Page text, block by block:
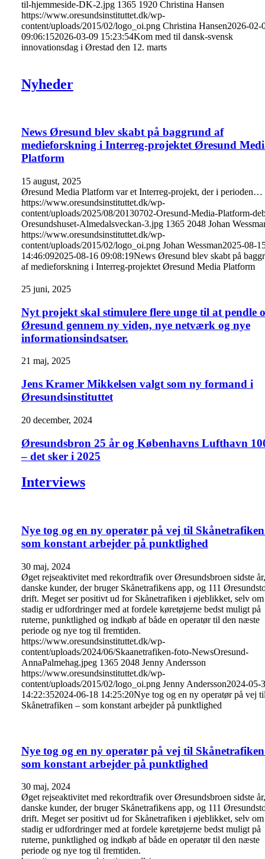
til-hjemmeside-DK-2.jpg 1365 1920 Christina Hansen
https://www.oresundsinstituttet.dk/wp-
content/uploads/2015/02/logo_oi.png Christina Hansen2026-02-
09:06:152026-03-09 15:23:54Kom med til dansk-svensk
innovationsdag i Ørestad den 12. marts
Nyheder
News Øresund blev skabt på baggrund af
medieforskning i Interreg-projektet Øresund
Platform
15 august, 2025
Øresund Media Platform var et Interreg-projekt, der i perioden…
https://www.oresundsinstituttet.dk/wp-
content/uploads/2025/08/20130702-Oresund-Media-Platform-
Oresundshuset-Almedalsveckan-3.jpg 1365 2048 Johan
https://www.oresundsinstituttet.dk/wp-
content/uploads/2015/02/logo_oi.png Johan Wessman2025-08-
14:46:092025-08-16 09:08:19News Øresund blev skabt på
af medieforskning i Interreg-projektet Øresund Media Platform
25 juni, 2025
Nyt projekt skal stimulere flere unge til at pendle
Øresund gennem ny viden, nye netværk og nye
informationsindsatser.
21 maj, 2025
Jens Kramer Mikkelsen valgt som ny formand i
Øresundsinstituttet
20 december, 2024
Øresundsbron 25 år og Københavns Lufthavn
– det sker i 2025
Interviews
Nye tog og en ny operatør på vej til
som konstant arbejder på punktlighed
30 maj, 2024
Øget rejseaktivitet med rekordtrafik over Øresundsbroen sidste
danske kunder, der bruger Skånetrafikens app, og 111
drift. Meget ser positivt ud for Skånetrafiken i øjeblikket, selv om
stadig er udfordringer med at fordele køretøjerne bedst muligt på
ruterne, punktlighed og indkøb af både en operatør til den næste
periode og nye tog til fremtiden.
https://www.oresundsinstituttet.dk/wp-
content/uploads/2024/06/Skaanetrafiken-foto-NewsOresund-
AnnaPalmehag.jpeg 1365 2048 Jenny Andersson
https://www.oresundsinstituttet.dk/wp-
content/uploads/2015/02/logo_oi.png Jenny Andersson2024-05-
14:22:352024-06-18 14:25:20Nye tog og en ny operatør på vej
Skånetrafiken – som konstant arbejder på punktlighed
Nye tog og en ny operatør på vej til
som konstant arbejder på punktlighed
30 maj, 2024
Øget rejseaktivitet med rekordtrafik over Øresundsbroen sidste
danske kunder, der bruger Skånetrafikens app, og 111
drift. Meget ser positivt ud for Skånetrafiken i øjeblikket, selv om
stadig er udfordringer med at fordele køretøjerne bedst muligt på
ruterne, punktlighed og indkøb af både en operatør til den næste
periode og nye tog til fremtiden.